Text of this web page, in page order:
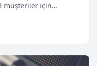
müşteriler için
ile üretilen
ve güvenliği ön